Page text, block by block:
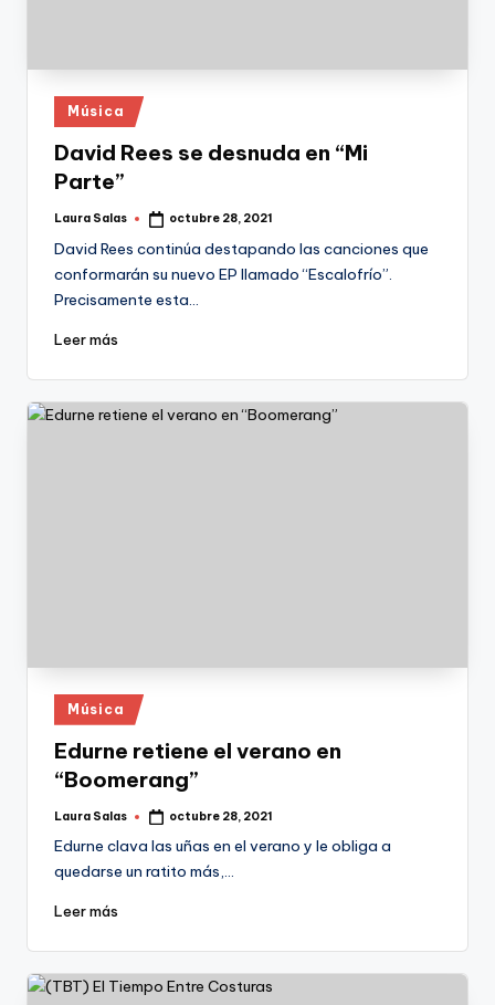
Publicado
en
Música
David Rees se desnuda en “Mi
Parte”
Publicado
Laura Salas octubre 28, 2021
David Rees continúa destapando las canciones que
conformarán su nuevo EP llamado “Escalofrío”.
Precisamente esta…
Leer más
Publicado
en
Música
Edurne retiene el verano en
“Boomerang”
Publicado
Laura Salas octubre 28, 2021
Edurne clava las uñas en el verano y le obliga a
quedarse un ratito más,…
Leer más